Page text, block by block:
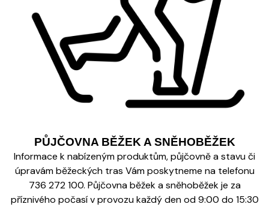
PŮJČOVNA BĚŽEK A SNĚHOBĚŽEK
Informace k nabízeným produktům, půjčovně a stavu či
úpravám běžeckých tras Vám poskytneme na telefonu
736 272 100. Půjčovna běžek a sněhoběžek je za
příznivého počasí v provozu každý den od 9:00 do 15:30